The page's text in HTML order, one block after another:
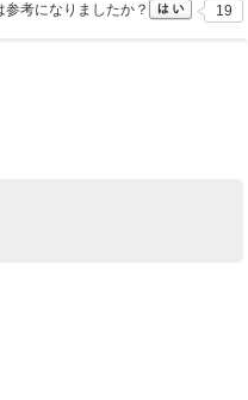
参考になりましたか？ 19